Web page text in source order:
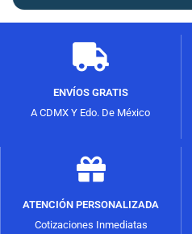
ENVÍOS GRATIS
A CDMX Y Edo. De México
ATENCIÓN PERSONALIZADA
Cotizaciones Inmediatas